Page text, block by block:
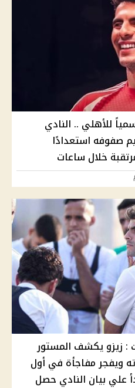
للأهلي .. النادي
صفوفه استعدادًا
خلال ساعات
يكشف المستور
ويفجر مفاجأة في أول
علي بيان النادي حصل